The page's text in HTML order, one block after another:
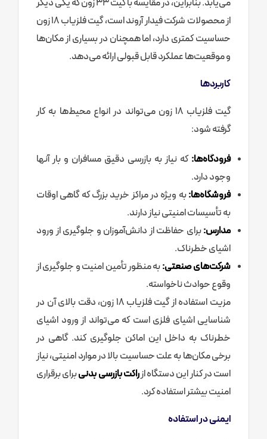
می‌یابد. بنابراین، در مقایسه با گیت 33 زون که یکی دیگر
از محصولات شرکت فیدار آروند است، گیت فلزیاب 18 زون
حساسیت کمتری دارد، اما همچنان در بسیاری از مکان‌ها
و موقعیت‌ها عملکرد قابل قبولی ارائه می‌دهد.
کاربردها
گیت فلزیاب 18 زون می‌تواند در انواع محیط‌ها به کار
گرفته شود:
فرودگاه‌ها: که نیاز به بازرسی دقیق مسافران و بار آنها
وجود دارد.
فروشگاه‌ها:به ویژه در مراکز خرید بزرگ که گاهی اوقات
به تأسیسات امنیتی نیاز دارند.
مدارس:برای حفاظت از دانش‌آموزان و جلوگیری از ورود
اشیای خطرناک.
شرکت‌های صنعتی:به منظور تأمین امنیت و جلوگیری از
وقوع حوادث ناخواسته.
مزیت استفاده از گیت فلزیاب 18 زون، دقت بالای آن در
شناسایی اشیای فلزی است که می‌تواند از ورود اشیای
خطرناک به داخل این اماکن جلوگیری کند. گاهی در
برخی مکان‌ها به علت حساسیت بالا در موارد امنیتی، نیاز
است در کنار این دستگاه ازراکت بازرسی بدنیبرای برقراری
امنیت بیشتر استفاده کرد.
ایمنی در استفاده